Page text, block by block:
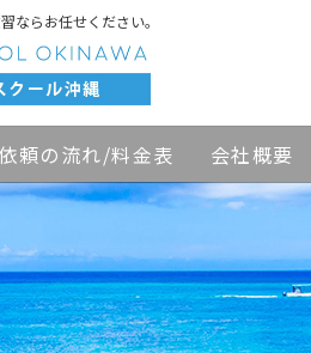
ならお任せください。
頼の流れ/料金表 会社概要